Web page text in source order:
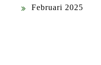
Februari 2025